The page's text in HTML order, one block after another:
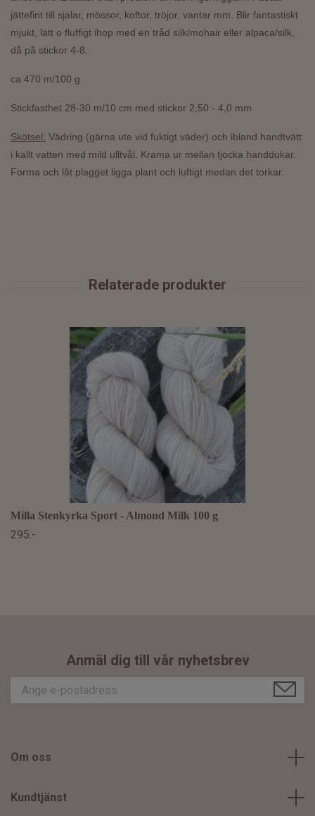
jättefint till sjalar, mössor, koftor, tröjor, vantar mm. Blir fantastiskt
mjukt, lätt o fluffigt ihop med en tråd silk/mohair eller alpaca/silk,
då på stickor 4-8.
ca 470 m/100 g
Stickfasthet 28-30 m/10 cm med stickor 2,50 - 4,0 mm
Skötsel: Vädring (gärna ute vid fuktigt väder) och ibland handtvätt
i kallt vatten med mild ulltvål. Krama ur mellan tjocka handdukar.
Forma och låt plagget ligga plant och luftigt medan det torkar.
Milla Stenkyrka Sport - Almond Milk 100 g
295:-
Anmäl dig till vår nyhetsbrev
Om oss
Kundtjänst